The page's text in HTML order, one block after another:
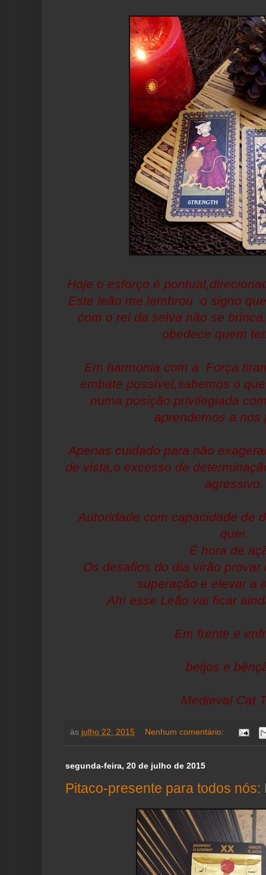
Hoje o esforço é
Este leão me lembrou o signo
com o rei da selva não se
obedece quem
Em harmonia com a Força
embate possível,sabemos o
numa posição privilegiada
aprendemos a nos
Apenas cuidado para não
de vista,o excesso de
agressivo.
Autoridade com capacidade de
quer.
É hora de
Os desafios do dia virão
superação e elevar a
Ah! esse Leão vai ficar
Em frente e
beijos e
Medieval Cat
às julho 22, 2015 Nenhum comentário:
segunda-feira, 20 de julho de 2015
Pitaco-presente para todos